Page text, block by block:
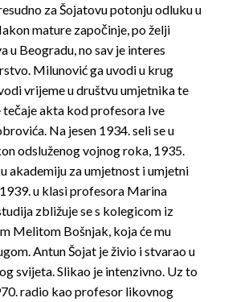
za Šojatovu potonju odluku u
mature započinje, po želji
u Beogradu, no sav je interes
Milunović ga uvodi u krug
vrijeme u društvu umjetnika te
tečaje akta kod profesora Ive
Na jesen 1934. seli se u
odsluženog vojnog roka, 1935.
akademiju za umjetnost i umjetni
u klasi profesora Marina
zbližuje se s kolegicom iz
Melitom Bošnjak, koja će mu
Antun Šojat je živio i stvarao u
svijeta. Slikao je intenzivno. Uz to
radio kao profesor likovnog